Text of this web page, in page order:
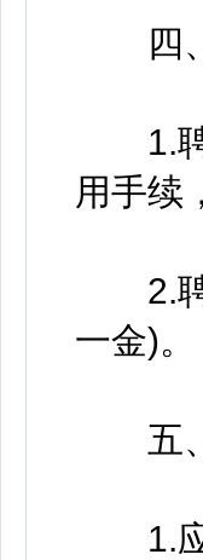
四、
1.聘
用手续
2.聘
一金)。
五、
1.应